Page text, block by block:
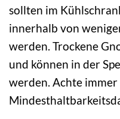
sollten im
innerhalb von
werden. Trockene
und können in der
werden. Achte immer